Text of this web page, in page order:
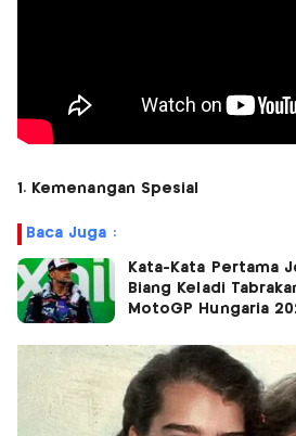
1. Kemenangan Spesial
Baca Juga :
Kata-Kata Pertama
Biang Keladi
MotoGP Hungaria